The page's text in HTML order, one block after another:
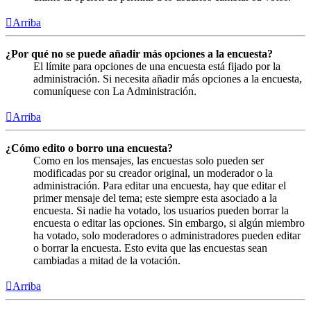
Arriba
¿Por qué no se puede añadir más opciones a la encuesta?
El límite para opciones de una encuesta está fijado por la
administración. Si necesita añadir más opciones a la encuesta,
comuníquese con La Administración.
Arriba
¿Cómo edito o borro una encuesta?
Como en los mensajes, las encuestas solo pueden ser
modificadas por su creador original, un moderador o la
administración. Para editar una encuesta, hay que editar el
primer mensaje del tema; este siempre esta asociado a la
encuesta. Si nadie ha votado, los usuarios pueden borrar la
encuesta o editar las opciones. Sin embargo, si algún miembro
ha votado, solo moderadores o administradores pueden editar
o borrar la encuesta. Esto evita que las encuestas sean
cambiadas a mitad de la votación.
Arriba